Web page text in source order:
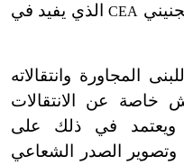
CEAالذي يفيد في
المجاورة وانتقالاته
خاصة عن الانتقالات
ويعتمد في ذلك على
الصدر الشعاعي